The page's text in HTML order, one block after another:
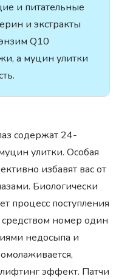
и питательные
и экстракты
Q10
а муцин улитки
содержат 24-
улитки. Особая
избавят вас от
Биологически
процесс поступления
средством номер один
недосыпа и
лифтинг эффект. Патчи